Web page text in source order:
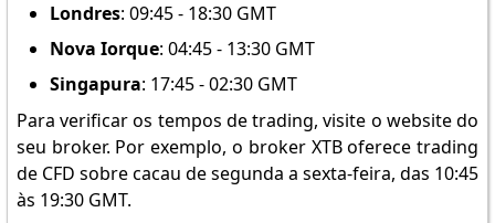
Londres: 09:45 - 18:30 GMT
Nova Iorque: 04:45 - 13:30 GMT
Singapura: 17:45 - 02:30 GMT
Para verificar os tempos de trading, visite o website do
seu broker. Por exemplo, o broker XTB oferece trading
de CFD sobre cacau de segunda a sexta-feira, das 10:45
às 19:30 GMT.